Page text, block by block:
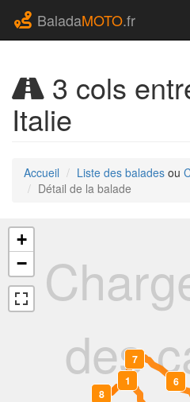
BaladaMOTO.fr
3 cols
Italie
Accueil Liste des balades ou
Détail de la balade
des
0
1 6
7
8
+
−